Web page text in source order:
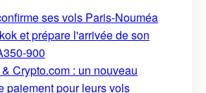
ses vols Paris-Nouméa
et prépare l'arrivée de son
900
Crypto.com : un nouveau
paiement pour leurs vols